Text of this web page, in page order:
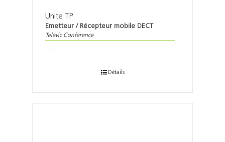
Unite TP
Emetteur / Récepteur mobile DECT
Televic Conference
. . .
Détails